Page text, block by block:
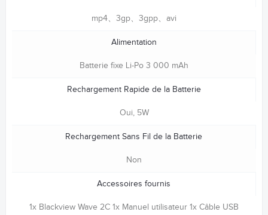
mp4、3gp、3gpp、avi
Alimentation
Batterie fixe Li-Po 3 000 mAh
Rechargement Rapide de la Batterie
Oui, 5W
Rechargement Sans Fil de la Batterie
Non
Accessoires fournis
1x Blackview Wave 2C 1x Manuel utilisateur 1x Câble USB